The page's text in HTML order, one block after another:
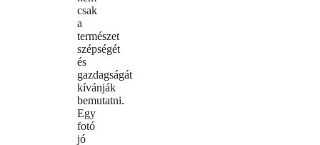
csak
a
természet
szépségét
és
gazdagságát
kívánják
bemutatni.
Egy
fotó
jó